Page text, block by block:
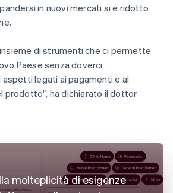
in nuovi mercati si è ridotto
di strumenti che ci permette
Paese senza doverci
legati ai pagamenti e al
prodotto", ha dichiarato il dottor
molteplicità di esigenze